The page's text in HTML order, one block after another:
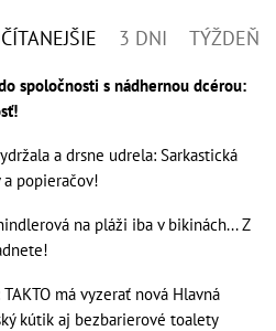
3 DNI TÝŽDEŇ
spoločnosti s nádhernou dcérou:
a drsne udrela: Sarkastická
a popieračov!
na pláži iba v bikinách... Z
má vyzerať nová Hlavná
kútik aj bezbarierové toalety